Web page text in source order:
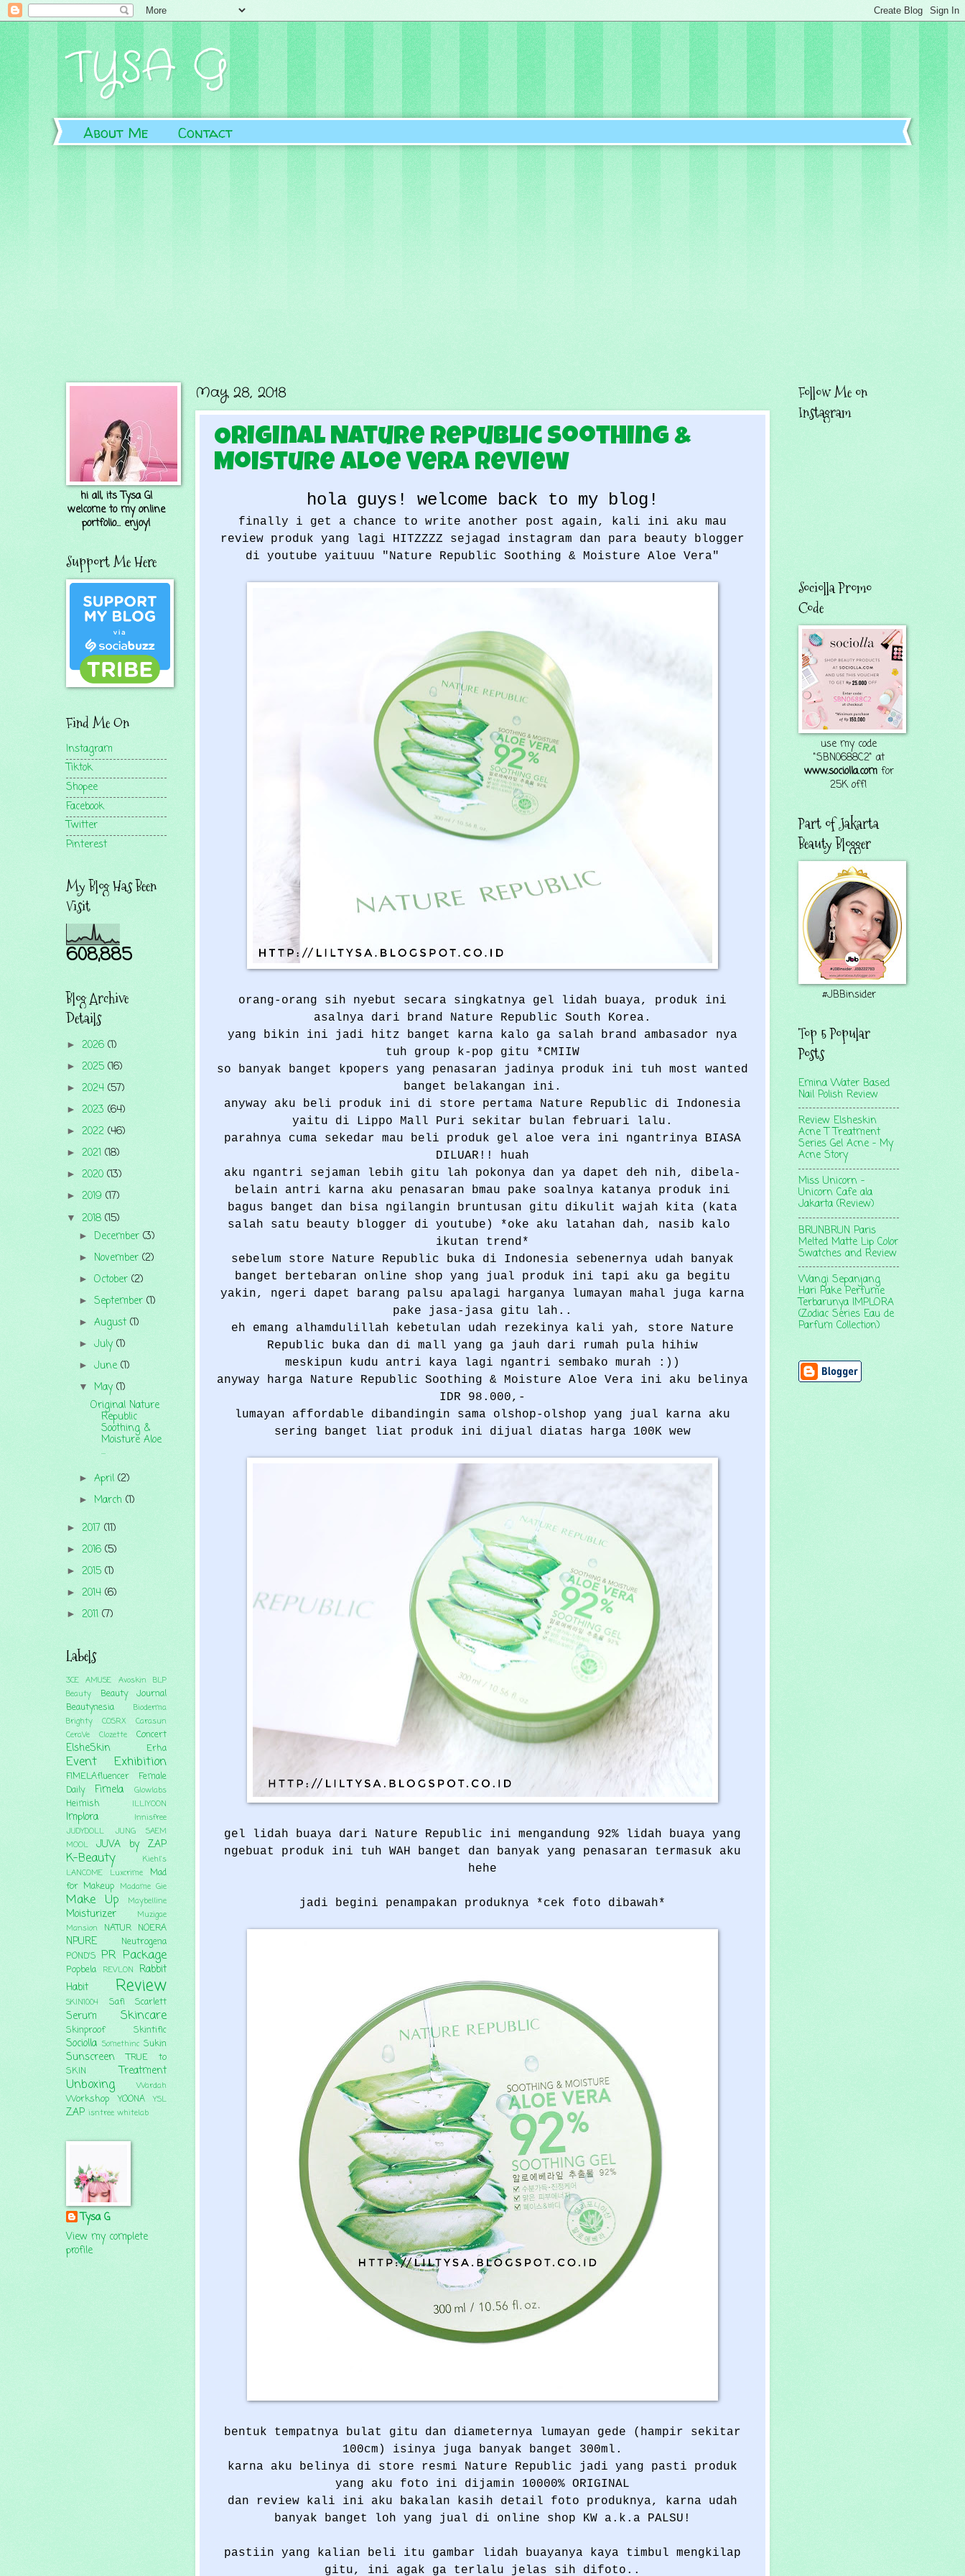
TYSA G
About Me Contact
May 28, 2018
Original Nature Republic Soothing &
Moisture Aloe Vera Review
hola guys! welcome back to my blog!
finally i get a chance to write another post again, kali ini aku mau
review produk yang lagi HITZZZZ sejagad instagram dan para beauty blogger
di youtube yaituuu "Nature Republic Soothing & Moisture Aloe Vera"
orang-orang sih nyebut secara singkatnya gel lidah buaya, produk ini
asalnya dari brand Nature Republic South Korea.
yang bikin ini jadi hitz banget karna kalo ga salah brand ambasador nya
tuh group k-pop gitu *CMIIW
so banyak banget kpopers yang penasaran jadinya produk ini tuh most wanted
banget belakangan ini.
anyway aku beli produk ini di store pertama Nature Republic di Indonesia
yaitu di Lippo Mall Puri sekitar bulan februari lalu.
parahnya cuma sekedar mau beli produk gel aloe vera ini ngantrinya BIASA
DILUAR!! huah
aku ngantri sejaman lebih gitu lah pokonya dan ya dapet deh nih, dibela-
belain antri karna aku penasaran bmau pake soalnya katanya produk ini
bagus banget dan bisa ngilangin bruntusan gitu dikulit wajah kita (kata
salah satu beauty blogger di youtube) *oke aku latahan dah, nasib kalo
ikutan trend*
sebelum store Nature Republic buka di Indonesia sebenernya udah banyak
banget bertebaran online shop yang jual produk ini tapi aku ga begitu
yakin, ngeri dapet barang palsu apalagi harganya lumayan mahal juga karna
pake jasa-jasa gitu lah..
eh emang alhamdulillah kebetulan udah rezekinya kali yah, store Nature
Republic buka dan di mall yang ga jauh dari rumah pula hihiw
meskipun kudu antri kaya lagi ngantri sembako murah :))
anyway harga Nature Republic Soothing & Moisture Aloe Vera ini aku belinya
IDR 98.000,-
lumayan affordable dibandingin sama olshop-olshop yang jual karna aku
sering banget liat produk ini dijual diatas harga 100K wew
gel lidah buaya dari Nature Republic ini mengandung 92% lidah buaya yang
ngebuat produk ini tuh WAH banget dan banyak yang penasaran termasuk aku
hehe
jadi begini penampakan produknya *cek foto dibawah*
bentuk tempatnya bulat gitu dan diameternya lumayan gede (hampir sekitar
100cm) isinya juga banyak banget 300ml.
karna aku belinya di store resmi Nature Republic jadi yang pasti produk
yang aku foto ini dijamin 10000% ORIGINAL
dan review kali ini aku bakalan kasih detail foto produknya, karna udah
banyak banget loh yang jual di online shop KW a.k.a PALSU!
pastiin yang kalian beli itu gambar lidah buayanya kaya timbul mengkilap
gitu, ini agak ga terlalu jelas sih difoto..
hi all, its Tysa G!
welcome to my online
portfolio... enjoy!
Support Me Here
Find Me On
Instagram
Tiktok
Shopee
Facebook
Twitter
Pinterest
My Blog Has Been
Visit
608,885
Blog Archive
Details
► 2026 (1)
► 2025 (16)
► 2024 (57)
► 2023 (64)
► 2022 (46)
► 2021 (18)
► 2020 (13)
► 2019 (17)
▼ 2018 (15)
► December (3)
► November (2)
► October (2)
► September (1)
► August (1)
► July(1)
► June (1)
▼ May(1)
Original Nature
Republic
Soothing &
Moisture Aloe
...
► April (2)
► March (1)
► 2017 (11)
► 2016 (5)
► 2015 (1)
► 2014 (6)
► 2011 (7)
Labels
3CE AMUSE Avoskin BLP
Beauty
Beauty Journal
Beautynesia
Bioderma
Brighty
COSRX
Carasun
CeraVe
Clozette Concert
ElsheSkin Erha
Event Exhibition
FIMELAfluencer
Female
Daily
Fimela Glowlabs
Heimish ILLIYOON
Implora
Innisfree
JUDYDOLL
JUNG SAEM
MOOL
JUVA by ZAP
K-Beauty
Kiehl's
LANCOME
Luxcrime
Mad
for Makeup Madame Gie
Make Up Maybelline
Moisturizer
Muzigae
Mansion NATUR NOERA
NPURE
Neutrogena
POND'S PR Package
Popbela REVLON Rabbit
Habit
Review
SKIN1004 Safi Scarlett
Serum Skincare
Skinproof Skintific
Sociolla Somethinc Sukin
Sunscreen
TRUE to
SKIN
Treatment
Unboxing Wardah
Workshop YOONA YSL
ZAP isntree whitelab
Tysa G
View my complete
profile
Follow Me on
Instagram
Sociolla Promo
Code
use my code
"SBN0688C2" at
www.sociolla.comfor
25K off!
Part of Jakarta
Beauty Blogger
#JBBinsider
Top 5 Popular
Posts
Emina Water Based
Nail Polish Review
Review Elsheskin
Acne T Treatment
Series Gel Acne - My
Acne Story
Miss Unicorn -
Unicorn Cafe ala
Jakarta (Review)
BRUNBRUN Paris
Melted Matte Lip Color
Swatches and Review
Wangi Sepanjang
Hari Pake Perfume
Terbarunya IMPLORA
(Zodiac Series Eau de
Parfum Collection)